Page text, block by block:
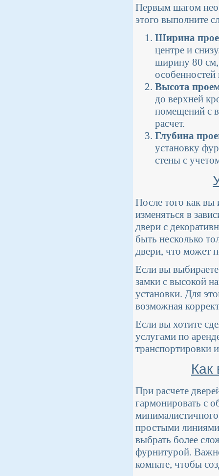
Первым шагом
этого выполните
Ширина
центре и
ширину 80 см,
особенностей
Высота
до верхней
помещений с
расчет.
Глубина
установку
стены с
После того как вы
изменяться в
двери с
быть несколько
двери, что может
Если вы
замки с высокой
установки. Для
возможная
Если вы хотите
услугами по
транспортировки
Как
При расчете
гармонировать с
простыми линиями
выбрать более
фурнитурой.
комнате, чтобы